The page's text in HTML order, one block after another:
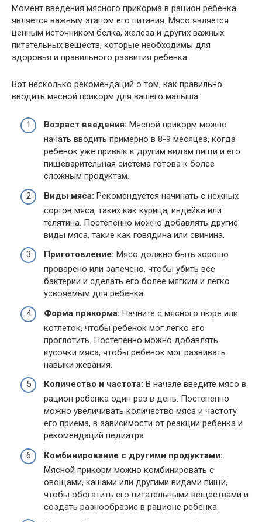
Момент введения мясного прикорма в рацион ребенка
является важным этапом его питания. Мясо является
ценным источником белка, железа и других важных
питательных веществ, которые необходимы для
здоровья и правильного развития ребенка.
Вот несколько рекомендаций о том, как правильно
вводить мясной прикорм для вашего малыша:
Возраст введения: Мясной прикорм можно
начать вводить примерно в 8-9 месяцев, когда
ребенок уже привык к другим видам пищи и его
пищеварительная система готова к более
сложным продуктам.
Виды мяса: Рекомендуется начинать с нежных
сортов мяса, таких как курица, индейка или
телятина. Постепенно можно добавлять другие
виды мяса, такие как говядина или свинина.
Приготовление: Мясо должно быть хорошо
проварено или запечено, чтобы убить все
бактерии и сделать его более мягким и легко
усвояемым для ребенка.
Форма прикорма: Начните с мясного пюре или
котлеток, чтобы ребенок мог легко его
проглотить. Постепенно можно добавлять
кусочки мяса, чтобы ребенок мог развивать
навыки жевания.
Количество и частота: В начале введите мясо в
рацион ребенка один раз в день. Постепенно
можно увеличивать количество мяса и частоту
его приема, в зависимости от реакции ребенка и
рекомендаций педиатра.
Комбинирование с другими продуктами:
Мясной прикорм можно комбинировать с
овощами, кашами или другими видами пищи,
чтобы обогатить его питательными веществами и
создать разнообразие в рационе ребенка.